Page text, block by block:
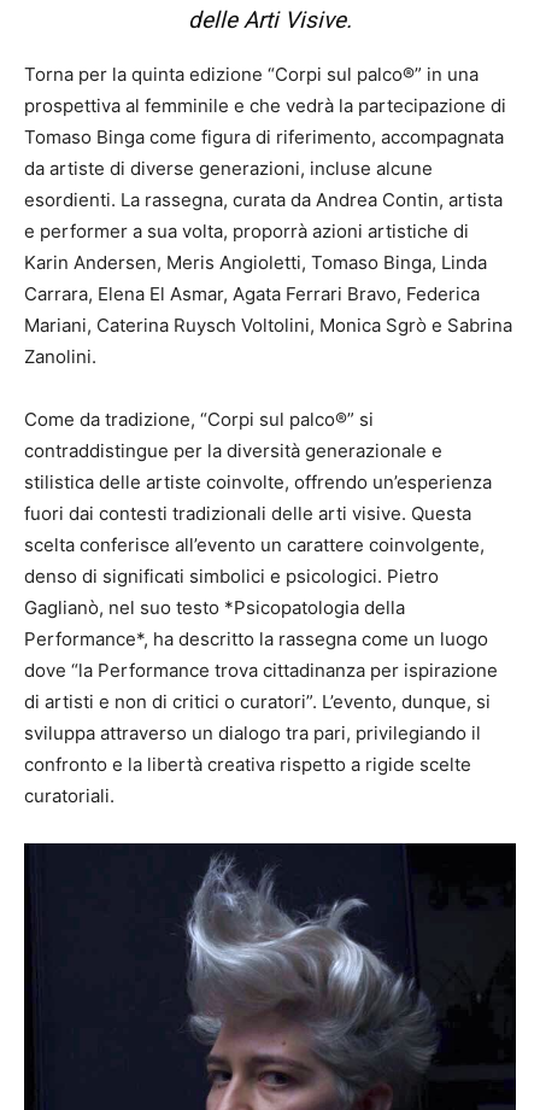
delle Arti Visive.
Torna per la quinta edizione “Corpi sul palco®” in una
prospettiva al femminile e che vedrà la partecipazione di
Tomaso Binga come figura di riferimento, accompagnata
da artiste di diverse generazioni, incluse alcune
esordienti. La rassegna, curata da Andrea Contin, artista
e performer a sua volta, proporrà azioni artistiche di
Karin Andersen, Meris Angioletti, Tomaso Binga, Linda
Carrara, Elena El Asmar, Agata Ferrari Bravo, Federica
Mariani, Caterina Ruysch Voltolini, Monica Sgrò e Sabrina
Zanolini.
Come da tradizione, “Corpi sul palco®” si
contraddistingue per la diversità generazionale e
stilistica delle artiste coinvolte, offrendo un’esperienza
fuori dai contesti tradizionali delle arti visive. Questa
scelta conferisce all’evento un carattere coinvolgente,
denso di significati simbolici e psicologici. Pietro
Gaglianò, nel suo testo *Psicopatologia della
Performance*, ha descritto la rassegna come un luogo
dove “la Performance trova cittadinanza per ispirazione
di artisti e non di critici o curatori”. L’evento, dunque, si
sviluppa attraverso un dialogo tra pari, privilegiando il
confronto e la libertà creativa rispetto a rigide scelte
curatoriali.